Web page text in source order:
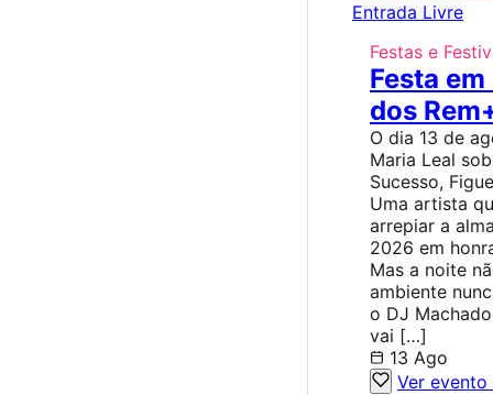
Entrada Livre
Festas e
Festa
dos
O dia 13 de
Maria Leal
Sucesso,
Uma artista
arrepiar a
2026 em
Mas a noite
ambiente
o DJ
vai […]
13 Ago
Ver